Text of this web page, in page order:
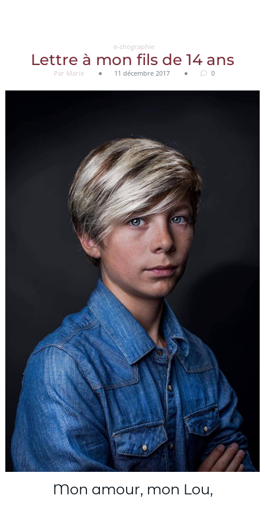
e-chographie
Lettre à mon fils de 14 ans
Par Marie 11 décembre 2017 0
Mon amour, mon Lou,